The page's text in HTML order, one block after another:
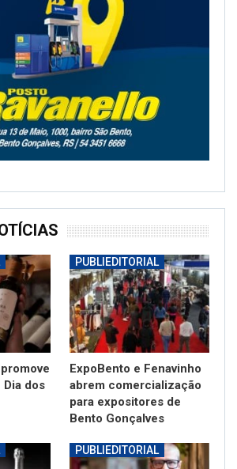
dos
PUBLIEDITORIAL
ExpoBento e Fenavinho
abrem comercialização
para expositores de
Bento Gonçalves
PUBLIEDITORIAL